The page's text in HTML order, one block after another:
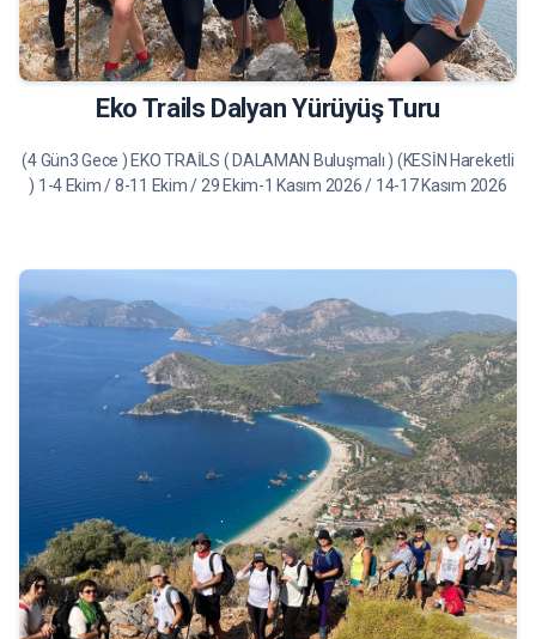
19.500 TL Tur Bilgileri
Eko Trails Dalyan Yürüyüş Turu
(4 Gün3 Gece ) EKO TRAİLS ( DALAMAN Buluşmalı ) (KESİN Hareketli
) 1-4 Ekim / 8-11 Ekim / 29 Ekim-1 Kasım 2026 / 14-17 Kasım 2026